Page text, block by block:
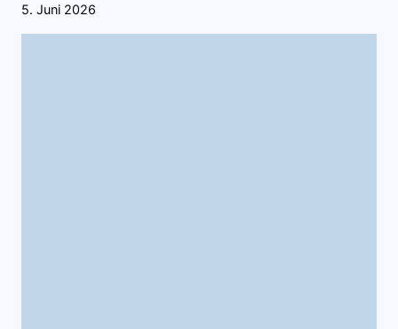
5. Juni 2026